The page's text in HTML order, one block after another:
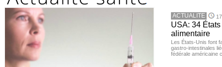
ACTUALITE
USA: 34
alimentaire
Les États-Unis font
gastro-intestinales
fédérale américaine